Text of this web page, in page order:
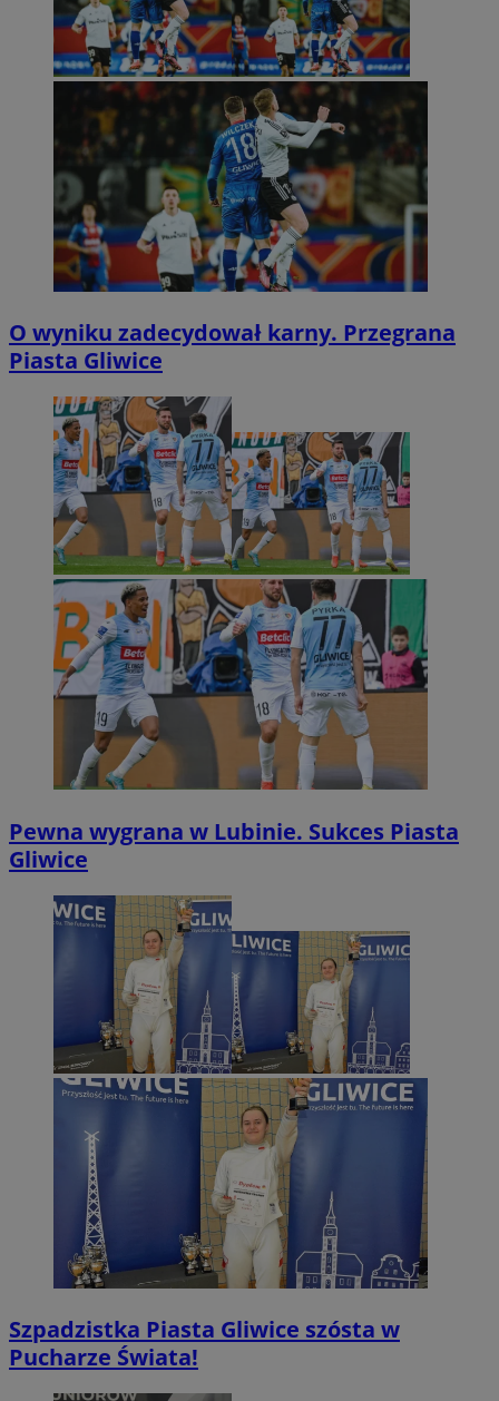
O wyniku zadecydował karny. Przegrana
Piasta Gliwice
Pewna wygrana w Lubinie. Sukces Piasta
Gliwice
Szpadzistka Piasta Gliwice szósta w
Pucharze Świata!